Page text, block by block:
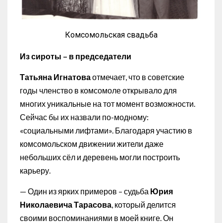
Комсомольская свадьба
Из сироты – в председатели
Татьяна Игнатоваотмечает, что в советские
годы членство в комсомоле открывало для
многих уникальные на тот момент возможности.
Сейчас бы их назвали по-модному:
«социальными лифтами». Благодаря участию в
комсомольском движении жители даже
небольших сёл и деревень могли построить
карьеру.
— Один из ярких примеров – судьба Юрия
Николаевича Тарасова, который делится
своими воспоминаниями в моей книге. Он